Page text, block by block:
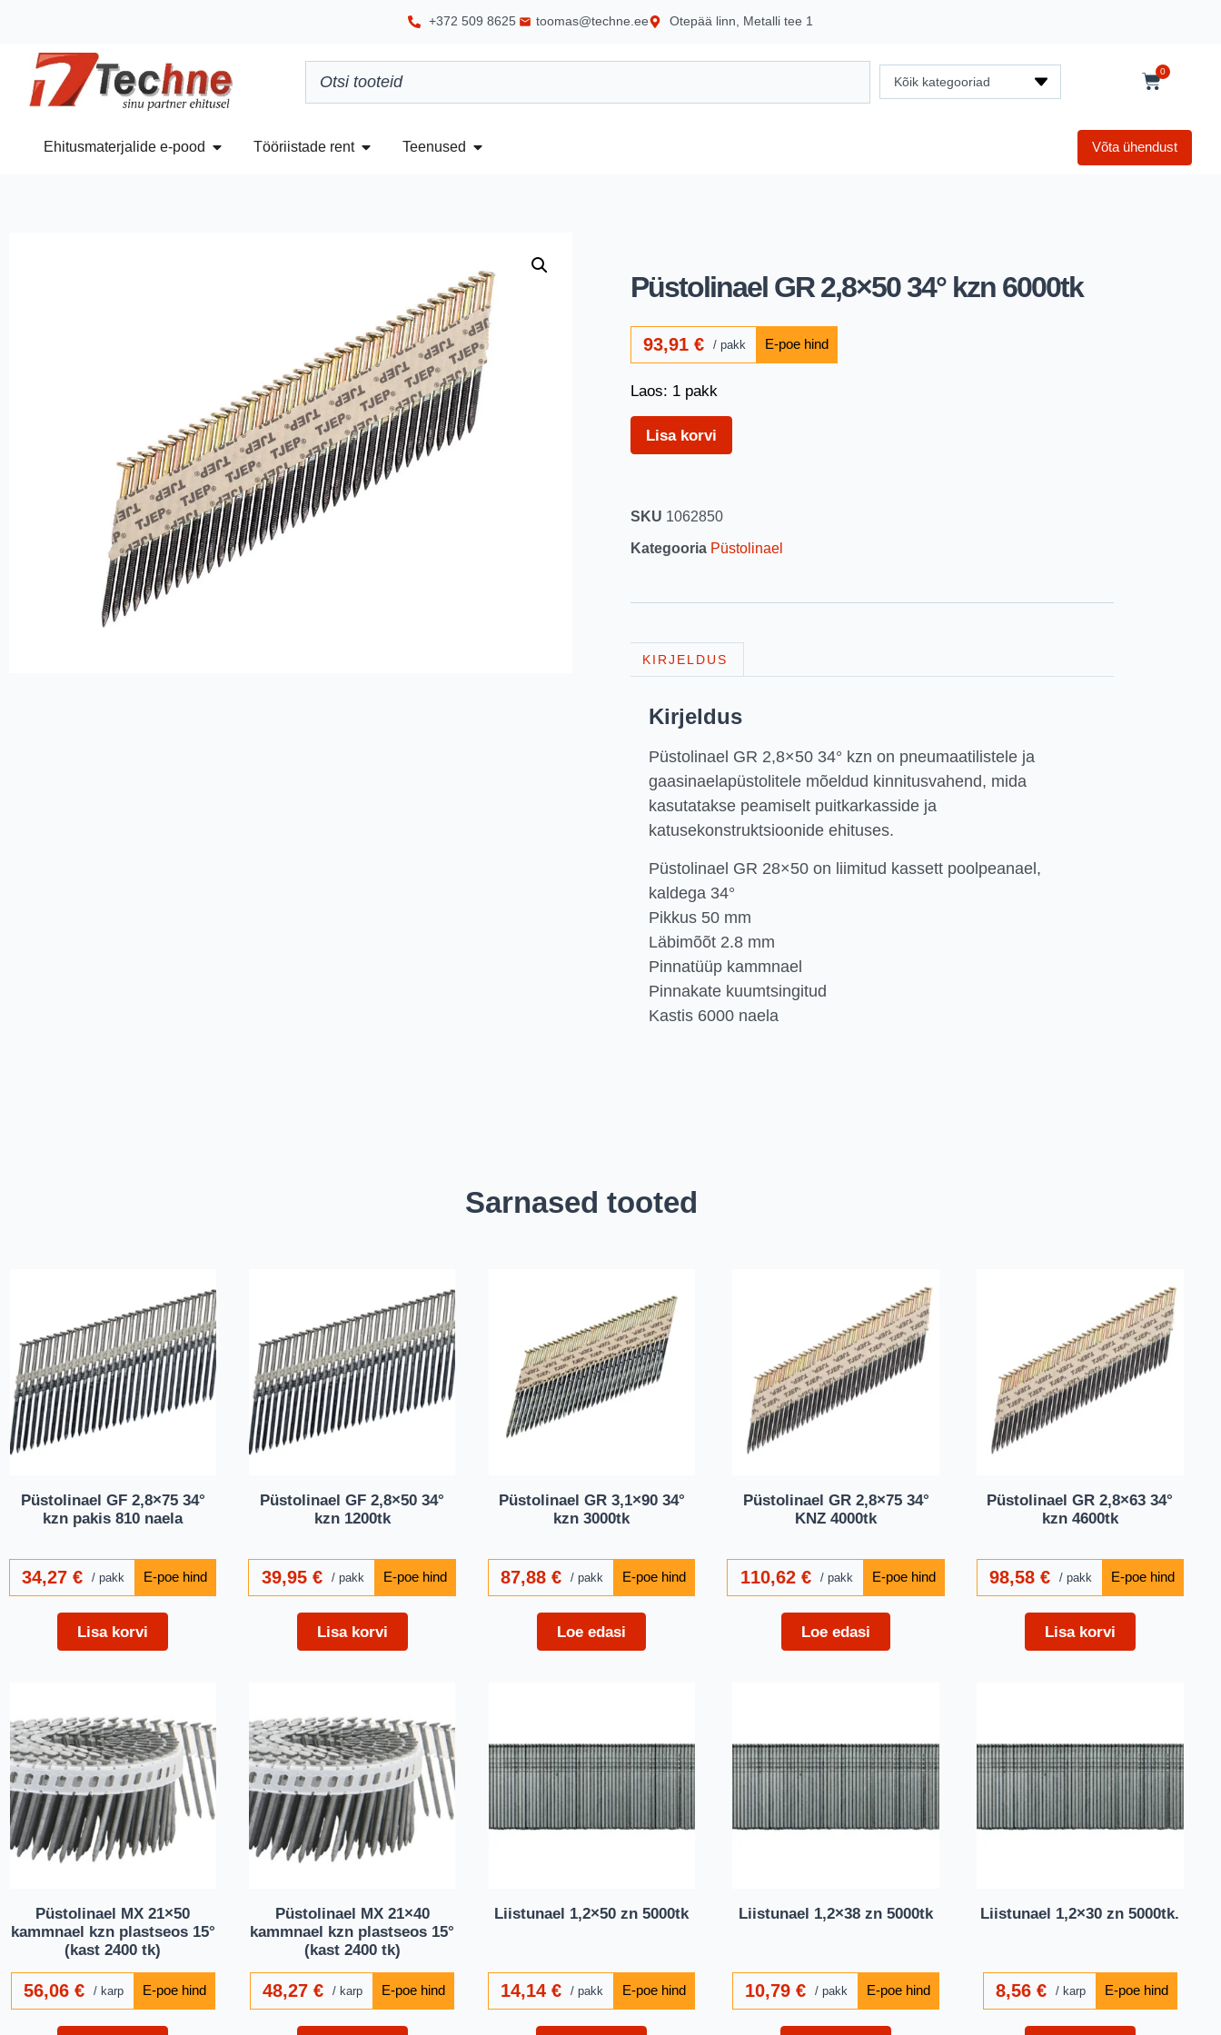
+372 509 8625 toomas@techne.ee Otepää linn, Metalli tee 1
Kõik kategooriad
0
Ehitusmaterjalide e-pood Tööriistade rent Teenused Võta ühendust
Püstolinael GR 2,8×50 34° kzn 6000tk
93,91€ pakk
Laos: 1 pakk
Lisa korvi
SKU 1062850
Kategooria Püstolinael
KIRJELDUS
Kirjeldus
Püstolinael GR 2,8×50 34° kzn on pneumaatilistele ja
gaasinaelapüstolitele mõeldud kinnitusvahend, mida
kasutatakse peamiselt puitkarkasside ja
katusekonstruktsioonide ehituses.
Püstolinael GR 28×50 on liimitud kassett poolpeanael,
kaldega 34°
Pikkus 50 mm
Läbimõõt 2.8 mm
Pinnatüüp kammnael
Pinnakate kuumtsingitud
Kastis 6000 naela
Sarnased tooted
Püstolinael GF 2,8×75 34°
kzn pakis 810 naela
34,27€ pakk
Lisa korvi
Püstolinael GF 2,8×50 34°
kzn 1200tk
39,95 € pakk
Lisa korvi
Püstolinael GR 3,1×90 34°
kzn 3000tk
87,88€ pakk
Loe edasi
Püstolinael GR 2,8×75 34°
KNZ 4000tk
110,62 € pakk
Loe edasi
Püstolinael GR 2,8×63 34°
kzn 4600tk
98,58€ pakk
Lisa korvi
Püstolinael MX 21×50
kammnael kzn plastseos 15°
(kast 2400 tk)
56,06 € karp
Püstolinael MX 21×40
kammnael kzn plastseos 15°
(kast 2400 tk)
48,27€ karp
Liistunael 1,2×50 zn 5000tk
14,14€ pakk
Liistunael 1,2×38 zn 5000tk
10,79€ pakk
Liistunael 1,2×30 zn 5000tk.
8,56€ karp